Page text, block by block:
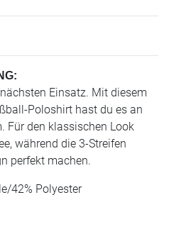
Einsatz. Mit diesem
Poloshirt hast du es an
Für den klassischen Look
während die 3-Streifen
perfekt machen.
42% Polyester